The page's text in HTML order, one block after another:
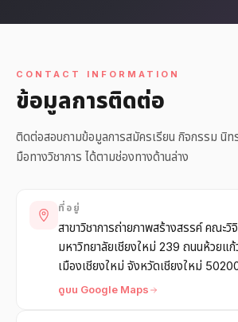
สร้าง PORTFOLIO →
CONTACT INFORMATION
ข้อมูลการติดต่อ
ติดต่อสอบถามข้อมูลการสมัครเรียน กิจกรรม นิท
มือทางวิชาการ ได้ตามช่องทางด้านล่าง
ที่อยู่
สาขาวิชาการถ่ายภาพสร้างสรรค์ คณะวิ
มหาวิทยาลัยเชียงใหม่ 239 ถนนห้วยแก้
เมืองเชียงใหม่ จังหวัดเชียงใหม่
ดูบน Google Maps